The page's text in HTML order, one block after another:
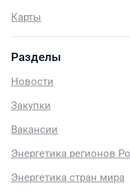
Карты
Разделы
Новости
Закупки
Вакансии
Энергетика регионов
Энергетика стран мира